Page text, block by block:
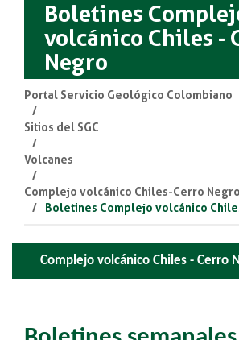
Boletines
volcánico Chiles -
Negro
Portal Servicio Geológico Colombiano
Sitios del SGC
Volcanes
Complejo volcánico Chiles-Cerro Negro
Boletines Complejo volcánico
Complejo volcánico Chiles - Cerro